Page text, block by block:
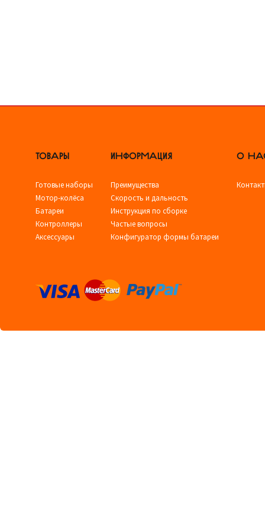
ТОВАРЫ
Готовые наборы
Мотор-колёса
Батареи
Контроллеры
Аксессуары
ИНФОРМАЦИЯ
Преимущества
Скорость и дальность
Инструкция по сборке
Частые вопросы
Конфигуратор формы батареи
О